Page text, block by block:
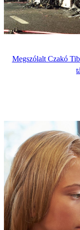
Megszólalt Czakó